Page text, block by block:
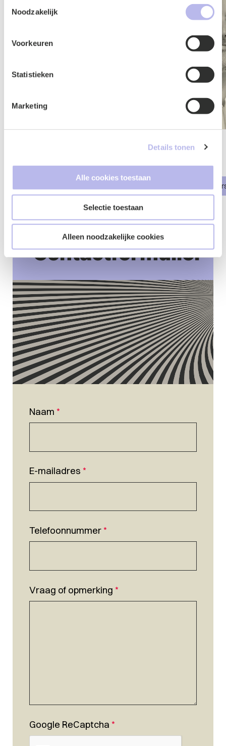
uw gebruik van hun services.
Noodzakelijk
Voorkeuren
Statistieken
Marketing
Details tonen
Alle cookies toestaan
Selectie toestaan
Alleen noodzakelijke cookies
Contactformulier
Naam *
E-mailadres *
Telefoonnummer*
Vraag of opmerking *
Google ReCaptcha *